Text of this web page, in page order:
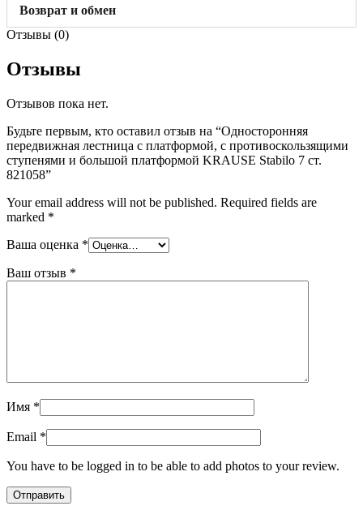
Возврат и обмен
Отзывы (0)
Отзывы
Отзывов пока нет.
Будьте первым, кто оставил отзыв на “Односторонняя
передвижная лестница с платформой, с противоскользящими
ступенями и большой платформой KRAUSE Stabilo 7 ст.
821058”
Your email address will not be published. Required fields are
marked *
Ваша оценка *
Ваш отзыв *
Имя *
Email *
You have to be logged in to be able to add photos to your review.